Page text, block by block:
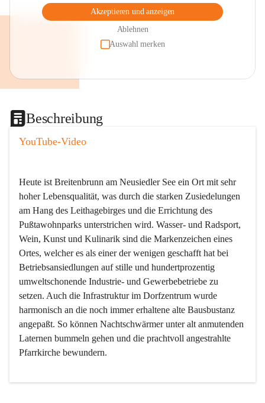
Akzeptieren und anzeigen
Ablehnen
Auswahl merken
Beschreibung
YouTube-Video
Heute ist Breitenbrunn am Neusiedler See ein Ort mit sehr
hoher Lebensqualität, was durch die starken Zusiedelungen
am Hang des Leithagebirges und die Errichtung des
Pußtawohnparks unterstrichen wird. Wasser- und Radsport,
Wein, Kunst und Kulinarik sind die Markenzeichen eines
Ortes, welcher es als einer der wenigen geschafft hat bei
Betriebsansiedlungen auf stille und hundertprozentig
umweltschonende Industrie- und Gewerbebetriebe zu
setzen. Auch die Infrastruktur im Dorfzentrum wurde
harmonisch an die noch immer erhaltene alte Bausbustanz
angepaßt. So können Nachtschwärmer unter alt anmutenden
Laternen bummeln gehen und die prachtvoll angestrahlte
Pfarrkirche bewundern.
Der Weinbau dominert heute nicht mehr, ist aber integrativer